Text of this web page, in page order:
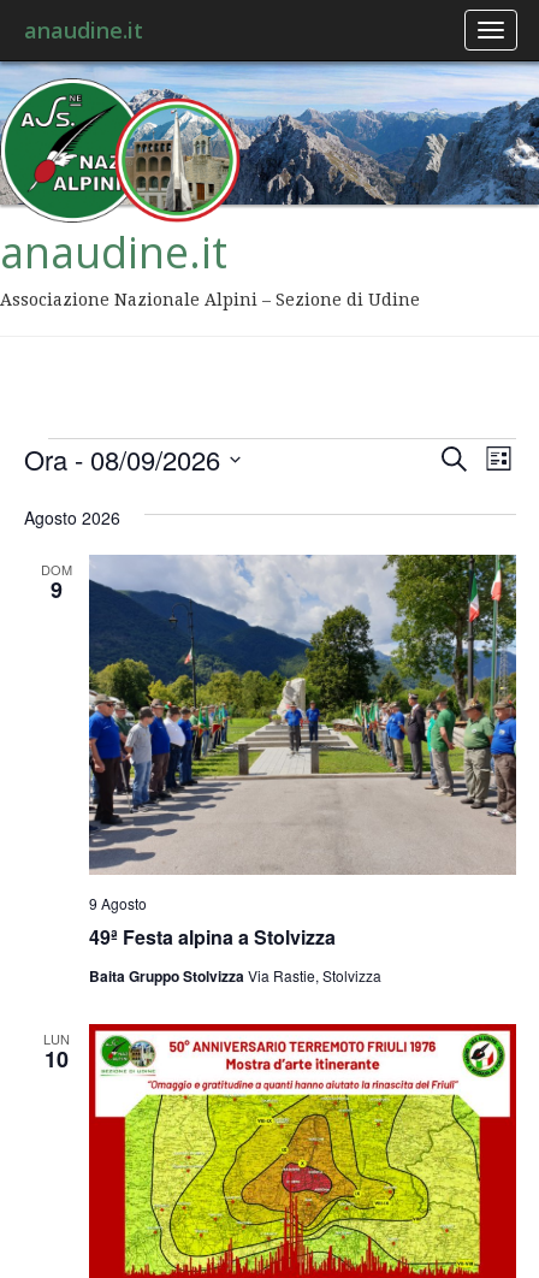
anaudine.it
anaudine.it
Associazione Nazionale Alpini – Sezione di Udine
viste
Cerca
Lista
Ora - 08/09/2026
la
Agosto 2026
DOM
9
49ª Festa alpina a Stolvizza
9 Agosto
Baita Gruppo StolvizzaVia Rastie, Stolvizza
LUN
10